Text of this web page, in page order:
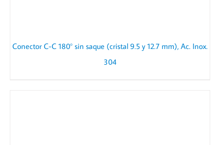
Conector C-C 180° sin saque (cristal 9.5 y 12.7 mm), Ac. Inox.
304